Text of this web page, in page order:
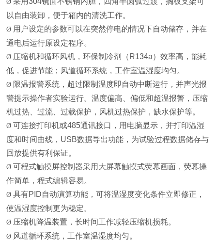
Ø
以自由装卸，便于箱内的清洗工作。
Ø 用户设定的参数可以在突然停电的情况下自动储存，并在
通电后运行原设定程序。
Ø 压缩机和循环风机，环保制冷剂（R134a）效率高，能耗
低，促进节能；风道循环系统，工作室温湿度均匀。
Ø 限温报警系统，超过限制温度即自动中断运行，并声光报
警提示操作者实验运行。温度偏高、偏低和超温报警，压缩
机过热、过流、过载保护，风机过热保护，缺水保护等。
Ø 可连接打印机或485通讯接口，用电脑显示，并打印温湿
度和时间曲线，USB数据导出功能，为试验过程数据储存与
回放提供有利保证。
Ø 可程式触摸屏控制器采用大屏幕触摸式荧幕画面，荧幕操
作简单，程式编辑容易。
Ø具有PID自动演算功能，可将温湿度变化条件立即修正，
使温湿度控制更为稳定。
Ø 压缩机降温装置，长时间工作减轻压缩机损耗。
Ø 风道循环系统，工作室温湿度均匀。